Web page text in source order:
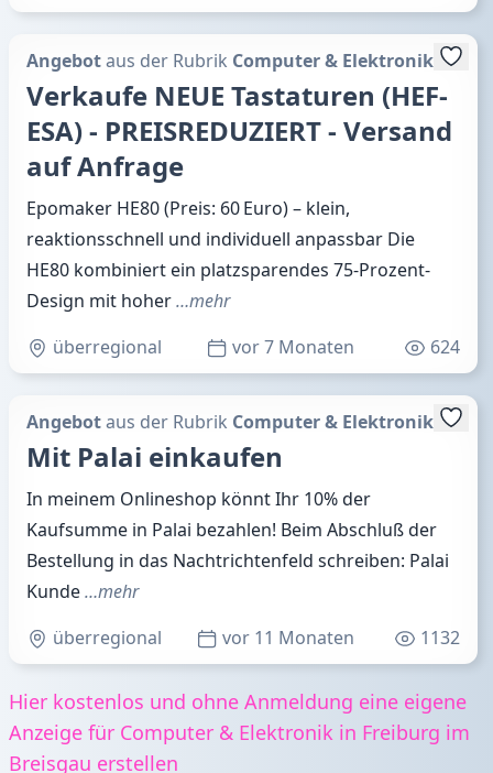
Angebotaus der Rubrik Computer & Elektronik
Verkaufe NEUE Tastaturen (HEF-
ESA) - PREISREDUZIERT - Versand
auf Anfrage
Epomaker HE80 (Preis: 60 Euro) – klein,
reaktionsschnell und individuell anpassbar Die
HE80 kombiniert ein platzsparendes 75-Prozent-
Design mit hoher…mehr
überregional
vor 7 Monaten 624
Angebotaus der Rubrik Computer & Elektronik
Mit Palai einkaufen
In meinem Onlineshop könnt Ihr 10% der
Kaufsumme in Palai bezahlen! Beim Abschluß der
Bestellung in das Nachtrichtenfeld schreiben: Palai
Kunde…mehr
überregional
vor 11 Monaten 1132
Hier kostenlos und ohne Anmeldung eine eigene
Anzeige für Computer & Elektronik in Freiburg im
Breisgau erstellen